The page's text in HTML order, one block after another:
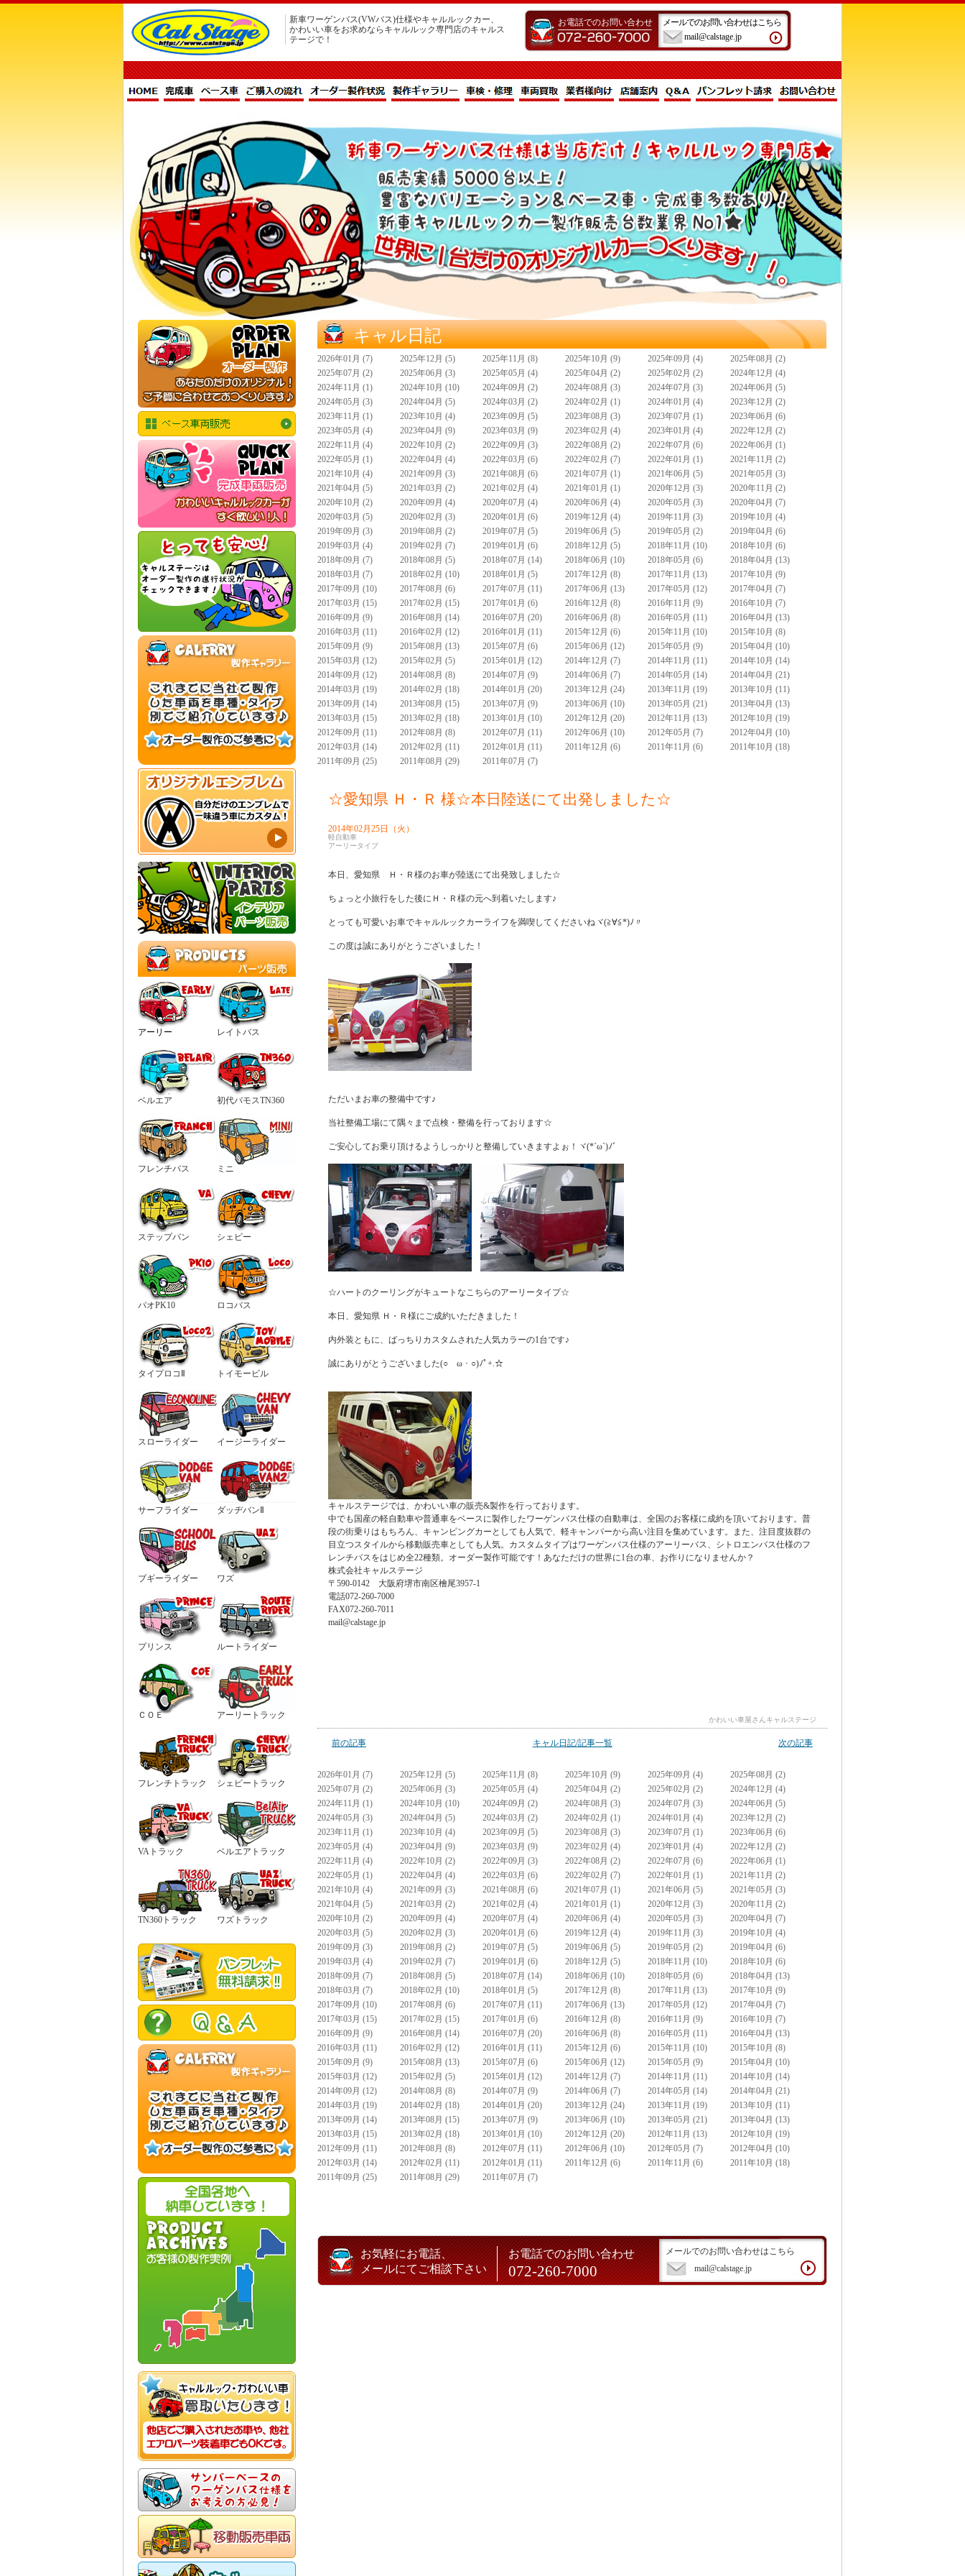
新車ワーゲンバス(VWバス)仕様やキャルルックカー、
かわいい車をお求めならキャルルック専門店のキャルス
テージで！
お電話でのお問い合わせ
メールでのお問い合わせはこちら
mail@calstage.jp
アーリー レイトバス
ベルエア 初代バモスTN360
フレンチバス ミニ
ステップバン シェビー
パオPK10 ロコバス
タイプロコⅡ トイモービル
スローライダー イージーライダー
サーフライダー ダッヂバンⅡ
ブギーライダー ワズ
プリンス ルートライダー
ＣＯＥ アーリートラック
フレンチトラック シェビートラック
VAトラック ベルエアトラック
TN360トラック ワズトラック
キャル日記
2026年01月 (7) 2025年12月 (5) 2025年11月 (8) 2025年10月 (9) 2025年09月 (4)
2025年08月 (2)
2025年07月 (2)
2025年06月 (3) 2025年05月 (4) 2025年04月 (2) 2025年02月 (2)
2024年12月 (4)
2024年11月 (1)
2024年10月 (10) 2024年09月 (2) 2024年08月 (3) 2024年07月 (3)
2024年06月 (5)
2024年05月 (3)
2024年04月 (5) 2024年03月 (2) 2024年02月 (1) 2024年01月 (4)
2023年12月 (2)
2023年11月 (1)
2023年10月 (4) 2023年09月 (5) 2023年08月 (3) 2023年07月 (1)
2023年06月 (6)
2023年05月 (4)
2023年04月 (9) 2023年03月 (9) 2023年02月 (4) 2023年01月 (4)
2022年12月 (2)
2022年11月 (4)
2022年10月 (2) 2022年09月 (3) 2022年08月 (2) 2022年07月 (6)
2022年06月 (1)
2022年05月 (1)
2022年04月 (4) 2022年03月 (6) 2022年02月 (7) 2022年01月 (1)
2021年11月 (2)
2021年10月 (4)
2021年09月 (3) 2021年08月 (6) 2021年07月 (1) 2021年06月 (5)
2021年05月 (3)
2021年04月 (5)
2021年03月 (2) 2021年02月 (4) 2021年01月 (1) 2020年12月 (3)
2020年11月 (2)
2020年10月 (2)
2020年09月 (4) 2020年07月 (4) 2020年06月 (4) 2020年05月 (3)
2020年04月 (7)
2020年03月 (5)
2020年02月 (3) 2020年01月 (6) 2019年12月 (4) 2019年11月 (3)
2019年10月 (4)
2019年09月 (3)
2019年08月 (2) 2019年07月 (5) 2019年06月 (5) 2019年05月 (2)
2019年04月 (6)
2019年03月 (4)
2019年02月 (7) 2019年01月 (6) 2018年12月 (5) 2018年11月 (10)
2018年10月 (6)
2018年09月 (7)
2018年08月 (5) 2018年07月 (14) 2018年06月 (10) 2018年05月 (6)
2018年04月 (13)
2018年03月 (7)
2018年02月 (10) 2018年01月 (5) 2017年12月 (8) 2017年11月 (13)
2017年10月 (9)
2017年09月 (10)
2017年08月 (6) 2017年07月 (11) 2017年06月 (13) 2017年05月 (12)
2017年04月 (7)
2017年03月 (15)
2017年02月 (15) 2017年01月 (6) 2016年12月 (8) 2016年11月 (9)
2016年10月 (7)
2016年09月 (9)
2016年08月 (14) 2016年07月 (20) 2016年06月 (8) 2016年05月 (11)
2016年04月 (13)
2016年03月 (11)
2016年02月 (12) 2016年01月 (11) 2015年12月 (6) 2015年11月 (10)
2015年10月 (8)
2015年09月 (9)
2015年08月 (13) 2015年07月 (6) 2015年06月 (12) 2015年05月 (9)
2015年04月 (10)
2015年03月 (12)
2015年02月 (5) 2015年01月 (12) 2014年12月 (7) 2014年11月 (11)
2014年10月 (14)
2014年09月 (12)
2014年08月 (8) 2014年07月 (9) 2014年06月 (7) 2014年05月 (14)
2014年04月 (21)
2014年03月 (19)
2014年02月 (18) 2014年01月 (20) 2013年12月 (24) 2013年11月 (19)
2013年10月 (11)
2013年09月 (14)
2013年08月 (15) 2013年07月 (9) 2013年06月 (10) 2013年05月 (21)
2013年04月 (13)
2013年03月 (15)
2013年02月 (18) 2013年01月 (10) 2012年12月 (20) 2012年11月 (13)
2012年10月 (19)
2012年09月 (11)
2012年08月 (8) 2012年07月 (11) 2012年06月 (10) 2012年05月 (7)
2012年04月 (10)
2012年03月 (14)
2012年02月 (11) 2012年01月 (11) 2011年12月 (6) 2011年11月 (6)
2011年10月 (18)
2011年09月 (25)
2011年08月 (29) 2011年07月 (7)
☆愛知県 Ｈ・Ｒ 様☆本日陸送にて出発しました☆
2014年02月25日（火）
軽自動車
アーリータイプ
本日、愛知県 Ｈ・Ｒ様のお車が陸送にて出発致しました☆
ちょっと小旅行をした後にＨ・Ｒ様の元へ到着いたします♪
とっても可愛いお車でキャルルックカーライフを満喫してくださいねヾ(≧∀≦*)ﾉ〃
この度は誠にありがとうございました！
ただいまお車の整備中です♪
当社整備工場にて隅々まで点検・整備を行っております☆
ご安心してお乗り頂けるようしっかりと整備していきますよぉ！ヾ(*´ω`)ﾉﾞ
☆ハートのクーリングがキュートなこちらのアーリータイプ☆
本日、愛知県 Ｈ・Ｒ様にご成約いただきました！
内外装ともに、ばっちりカスタムされた人気カラーの1台です♪
誠にありがとうございました(○ゝω・○)ﾉﾟ+.☆
キャルステージでは、かわいい車の販売&製作を行っております。
中でも国産の軽自動車や普通車をベースに製作したワーゲンバス仕様の自動車は、全国のお客様に成約を頂いております。普
段の街乗りはもちろん、キャンピングカーとしても人気で、軽キャンパーから高い注目を集めています。また、注目度抜群の
目立つスタイルから移動販売車としても人気。カスタムタイプはワーゲンバス仕様のアーリーバス、シトロエンバス仕様のフ
レンチバスをはじめ全22種類。オーダー製作可能です！あなただけの世界に1台の車、お作りになりませんか？
株式会社キャルステージ
〒590-0142 大阪府堺市南区檜尾3957-1
電話072-260-7000
FAX072-260-7011
mail@calstage.jp
かわいい車屋さんキャルステージ
前の記事 キャル日記/記事一覧 次の記事
2026年01月 (7) 2025年12月 (5) 2025年11月 (8) 2025年10月 (9) 2025年09月 (4)
2025年08月 (2)
2025年07月 (2)
2025年06月 (3) 2025年05月 (4) 2025年04月 (2) 2025年02月 (2)
2024年12月 (4)
2024年11月 (1)
2024年10月 (10) 2024年09月 (2) 2024年08月 (3) 2024年07月 (3)
2024年06月 (5)
2024年05月 (3)
2024年04月 (5) 2024年03月 (2) 2024年02月 (1) 2024年01月 (4)
2023年12月 (2)
2023年11月 (1)
2023年10月 (4) 2023年09月 (5) 2023年08月 (3) 2023年07月 (1)
2023年06月 (6)
2023年05月 (4)
2023年04月 (9) 2023年03月 (9) 2023年02月 (4) 2023年01月 (4)
2022年12月 (2)
2022年11月 (4)
2022年10月 (2) 2022年09月 (3) 2022年08月 (2) 2022年07月 (6)
2022年06月 (1)
2022年05月 (1)
2022年04月 (4) 2022年03月 (6) 2022年02月 (7) 2022年01月 (1)
2021年11月 (2)
2021年10月 (4)
2021年09月 (3) 2021年08月 (6) 2021年07月 (1) 2021年06月 (5)
2021年05月 (3)
2021年04月 (5)
2021年03月 (2) 2021年02月 (4) 2021年01月 (1) 2020年12月 (3)
2020年11月 (2)
2020年10月 (2)
2020年09月 (4) 2020年07月 (4) 2020年06月 (4) 2020年05月 (3)
2020年04月 (7)
2020年03月 (5)
2020年02月 (3) 2020年01月 (6) 2019年12月 (4) 2019年11月 (3)
2019年10月 (4)
2019年09月 (3)
2019年08月 (2) 2019年07月 (5) 2019年06月 (5) 2019年05月 (2)
2019年04月 (6)
2019年03月 (4)
2019年02月 (7) 2019年01月 (6) 2018年12月 (5) 2018年11月 (10)
2018年10月 (6)
2018年09月 (7)
2018年08月 (5) 2018年07月 (14) 2018年06月 (10) 2018年05月 (6)
2018年04月 (13)
2018年03月 (7)
2018年02月 (10) 2018年01月 (5) 2017年12月 (8) 2017年11月 (13)
2017年10月 (9)
2017年09月 (10)
2017年08月 (6) 2017年07月 (11) 2017年06月 (13) 2017年05月 (12)
2017年04月 (7)
2017年03月 (15)
2017年02月 (15) 2017年01月 (6) 2016年12月 (8) 2016年11月 (9)
2016年10月 (7)
2016年09月 (9)
2016年08月 (14) 2016年07月 (20) 2016年06月 (8) 2016年05月 (11)
2016年04月 (13)
2016年03月 (11)
2016年02月 (12) 2016年01月 (11) 2015年12月 (6) 2015年11月 (10)
2015年10月 (8)
2015年09月 (9)
2015年08月 (13) 2015年07月 (6) 2015年06月 (12) 2015年05月 (9)
2015年04月 (10)
2015年03月 (12)
2015年02月 (5) 2015年01月 (12) 2014年12月 (7) 2014年11月 (11)
2014年10月 (14)
2014年09月 (12)
2014年08月 (8) 2014年07月 (9) 2014年06月 (7) 2014年05月 (14)
2014年04月 (21)
2014年03月 (19)
2014年02月 (18) 2014年01月 (20) 2013年12月 (24) 2013年11月 (19)
2013年10月 (11)
2013年09月 (14)
2013年08月 (15) 2013年07月 (9) 2013年06月 (10) 2013年05月 (21)
2013年04月 (13)
2013年03月 (15)
2013年02月 (18) 2013年01月 (10) 2012年12月 (20) 2012年11月 (13)
2012年10月 (19)
2012年09月 (11)
2012年08月 (8) 2012年07月 (11) 2012年06月 (10) 2012年05月 (7)
2012年04月 (10)
2012年03月 (14)
2012年02月 (11) 2012年01月 (11) 2011年12月 (6) 2011年11月 (6)
2011年10月 (18)
2011年09月 (25)
2011年08月 (29) 2011年07月 (7)
お気軽にお電話、
メールにてご相談下さい
お電話でのお問い合わせ
072-260-7000
メールでのお問い合わせはこちら
mail@calstage.jp